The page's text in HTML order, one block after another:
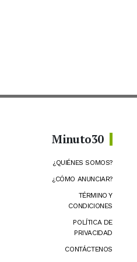
Minuto30
¿QUIÉNES SOMOS?
¿CÓMO ANUNCIAR?
TÉRMINO Y
CONDICIONES
POLÍTICA DE
PRIVACIDAD
CONTÁCTENOS